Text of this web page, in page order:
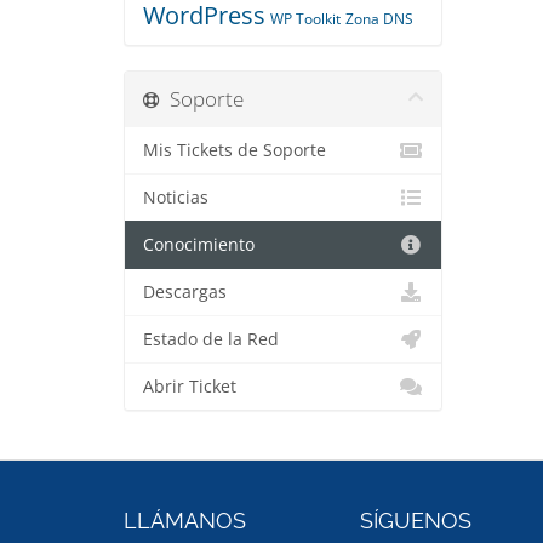
WordPress WP Toolkit Zona DNS
Soporte
Mis Tickets de Soporte
Noticias
Conocimiento
Descargas
Estado de la Red
Abrir Ticket
LLÁMANOS SÍGUENOS